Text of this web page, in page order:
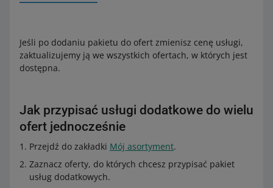
Jeśli po dodaniu pakietu do ofert zmienisz cenę usługi,
zaktualizujemy ją we wszystkich ofertach, w których jest
dostępna.
Jak przypisać usługi dodatkowe do wielu
ofert jednocześnie
Przejdź do zakładki Mój asortyment.
Zaznacz oferty, do których chcesz przypisać pakiet
usług dodatkowych.